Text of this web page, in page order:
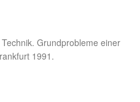
Grundprobleme einer
1991.